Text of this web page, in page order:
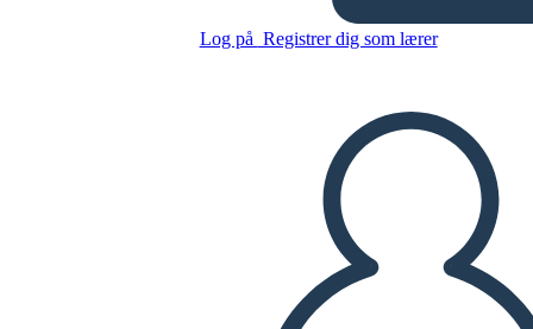
Log på Registrer dig som lærer
LAVE ET STORYBOARD
AFSPIL DIASSHOW
LÆS FOR MIG